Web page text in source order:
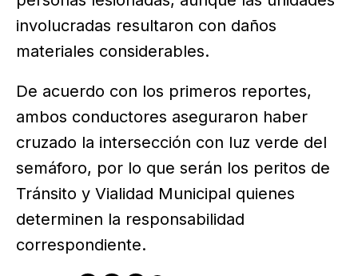
involucradas resultaron con daños
materiales considerables.
De acuerdo con los primeros reportes,
ambos conductores aseguraron haber
cruzado la intersección con luz verde del
semáforo, por lo que serán los peritos de
Tránsito y Vialidad Municipal quienes
determinen la responsabilidad
correspondiente.